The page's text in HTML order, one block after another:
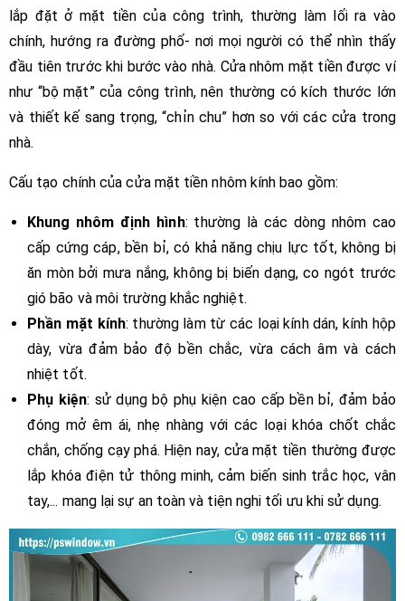
lắp đặt ở mặt tiền của công trình, thường làm lối ra vào
chính, hướng ra đường phố- nơi mọi người có thể nhìn thấy
đầu tiên trước khi bước vào nhà. Cửa nhôm mặt tiền được ví
như “bộ mặt” của công trình, nên thường có kích thước lớn
và thiết kế sang trọng, “chỉn chu” hơn so với các cửa trong
nhà.
Cấu tạo chính của cửa mặt tiền nhôm kính bao gồm:
Khung nhôm định hình: thường là các dòng nhôm cao
cấp cứng cáp, bền bỉ, có khả năng chịu lực tốt, không bị
ăn mòn bởi mưa nắng, không bị biến dạng, co ngót trước
gió bão và môi trường khắc nghiệt.
Phần mặt kính: thường làm từ các loại kính dán, kính hộp
dày, vừa đảm bảo độ bền chắc, vừa cách âm và cách
nhiệt tốt.
Phụ kiện: sử dụng bộ phụ kiện cao cấp bền bỉ, đảm bảo
đóng mở êm ái, nhẹ nhàng với các loại khóa chốt chắc
chắn, chống cạy phá. Hiện nay, cửa mặt tiền thường được
lắp khóa điện tử thông minh, cảm biến sinh trắc học, vân
tay,... mang lại sự an toàn và tiện nghi tối ưu khi sử dụng.